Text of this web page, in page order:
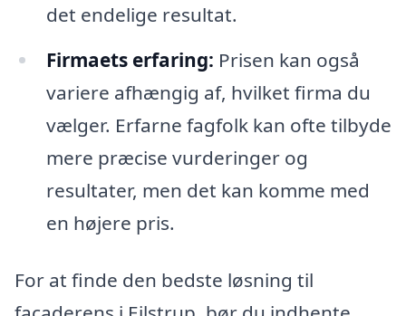
det endelige resultat.
Firmaets erfaring: Prisen kan også
variere afhængig af, hvilket firma du
vælger. Erfarne fagfolk kan ofte tilbyde
mere præcise vurderinger og
resultater, men det kan komme med
en højere pris.
For at finde den bedste løsning til